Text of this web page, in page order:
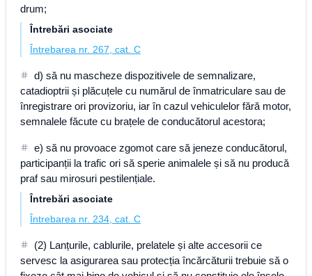
drum;
Întrebări asociate
Întrebarea nr. 267, cat. C
d) să nu mascheze dispozitivele de semnalizare,
catadioptrii și plăcuțele cu numărul de înmatriculare sau de
înregistrare ori provizoriu, iar în cazul vehiculelor fără motor,
semnalele făcute cu brațele de conducătorul acestora;
e) să nu provoace zgomot care să jeneze conducătorul,
participanții la trafic ori să sperie animalele și să nu producă
praf sau mirosuri pestilențiale.
Întrebări asociate
Întrebarea nr. 234, cat. C
(2) Lanțurile, cablurile, prelatele și alte accesorii ce
servesc la asigurarea sau protecția încărcăturii trebuie să o